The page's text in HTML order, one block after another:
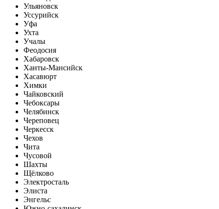
Ульяновск
Уссурийск
Уфа
Ухта
Учалы
Феодосия
Хабаровск
Ханты-Мансийск
Хасавюрт
Химки
Чайковский
Чебоксары
Челябинск
Череповец
Черкесск
Чехов
Чита
Чусовой
Шахты
Щёлково
Электросталь
Элиста
Энгельс